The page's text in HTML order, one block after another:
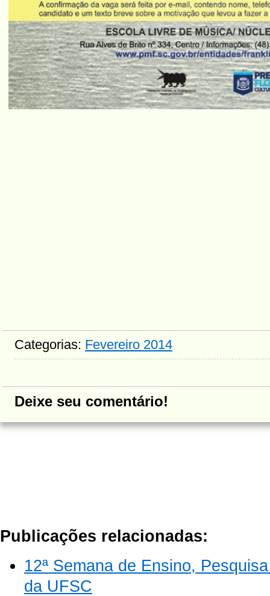
Categorias: Fevereiro 2014
Deixe seu comentário!
Publicações relacionadas:
12ª Semana de Ensino,
da UFSC